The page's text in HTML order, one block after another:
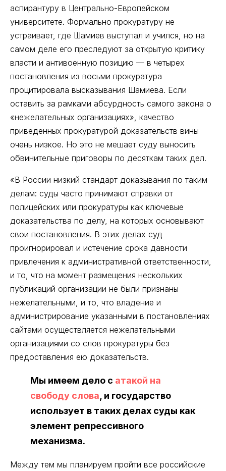
аспирантуру в Центрально-Европейском
университете. Формально прокуратуру не
устраивает, где Шамиев выступал и учился, но на
самом деле его преследуют за открытую критику
власти и антивоенную позицию –– в четырех
постановления из восьми прокуратура
процитировала высказывания Шамиева. Если
оставить за рамками абсурдность самого закона о
«нежелательных организациях», качество
приведенных прокуратурой доказательств вины
очень низкое. Но это не мешает суду выносить
обвинительные приговоры по десяткам таких дел.
«В России низкий стандарт доказывания по таким
делам: суды часто принимают справки от
полицейских или прокуратуры как ключевые
доказательства по делу, на которых основывают
свои постановления. В этих делах суд
проигнорировал и истечение срока давности
привлечения к административной ответственности,
и то, что на момент размещения нескольких
публикаций организации не были признаны
нежелательными, и то, что владение и
администрирование указанными в постановлениях
сайтами осуществляется нежелательными
организациями со слов прокуратуры без
предоставления ею доказательств.
Мы имеем дело с атакой на
свободу слова, и государство
использует в таких делах суды как
элемент репрессивного
механизма.
Между тем мы планируем пройти все российские